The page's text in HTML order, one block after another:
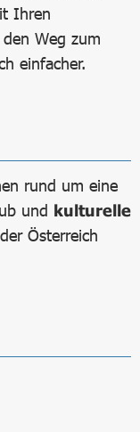
Ihren
Weg zum
einfacher.
rund um eine
und kulturelle
Österreich